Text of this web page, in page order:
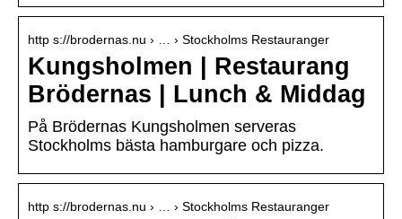
http s://brodernas.nu › … › Stockholms Restauranger
Kungsholmen | Restaurang
Brödernas | Lunch & Middag
På Brödernas Kungsholmen serveras
Stockholms bästa hamburgare och pizza.
http s://brodernas.nu › … › Stockholms Restauranger